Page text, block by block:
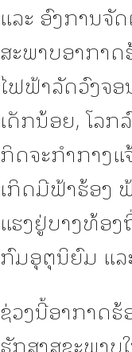
ແລະ ອົງການຈັ
ສະພາບອາກາດ
ໄຟຟ້າລັດວົງຈ
ເດັກນ້ອຍ, ໂລ
ກິດຈະກໍາກາງແ
ເກິດມີຟ້າຮ້ອງ
ແຮງຢູ່ບາງທ້ອ
ກົມອຸຕຸນິຍົມ ແລ
ຊ່ວງນີ້ອາກາດຮ້
ຮັກສາສຸຂະພາ